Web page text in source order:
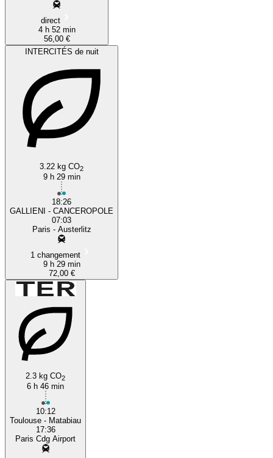
direct
4 h 52 min
56,00 €
INTERCITÉS de nuit
3.22 kg CO2
9 h 29 min
18:26
GALLIENI - CANCEROPOLE
07:03
Paris - Austerlitz
1 changement
9 h 29 min
72,00 €
2.3 kg CO2
6 h 46 min
10:12
Toulouse - Matabiau
17:36
Paris Cdg Airport